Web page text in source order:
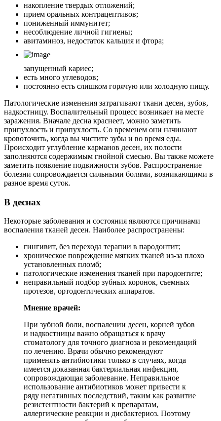
накопление твердых отложений;
прием оральных контрацептивов;
пониженный иммунитет;
несоблюдение личной гигиены;
авитаминоз, недостаток кальция и фтора;
запущенный кариес;
есть много углеводов;
постоянно есть слишком горячую или холодную пищу.
Патологические изменения затрагивают ткани десен, зубов,
надкостницу. Воспалительный процесс возникает на месте
заражения. Вначале десна краснеет, можно заметить
припухлость и припухлость. Со временем они начинают
кровоточить, когда вы чистите зубы и во время еды.
Происходит углубление карманов десен, их полости
заполняются содержимым гнойной смесью. Вы также можете
заметить появление подвижности зубов. Распространение
болезни сопровождается сильными болями, возникающими в
разное время суток.
В деснах
Некоторые заболевания и состояния являются причинами
воспаления тканей десен. Наиболее распространены:
гингивит, без перехода терапии в пародонтит;
хроническое повреждение мягких тканей из-за плохо
установленных пломб;
патологические изменения тканей при пародонтите;
неправильный подбор зубных коронок, съемных
протезов, ортодонтических аппаратов.
Мнение врачей:
При зубной боли, воспалении десен, корней зубов
и надкостницы важно обращаться к врачу
стоматологу для точного диагноза и рекомендаций
по лечению. Врачи обычно рекомендуют
применять антибиотики только в случаях, когда
имеется доказанная бактериальная инфекция,
сопровождающая заболевание. Неправильное
использование антибиотиков может привести к
ряду негативных последствий, таким как развитие
резистентности бактерий к препаратам,
аллергические реакции и дисбактериоз. Поэтому